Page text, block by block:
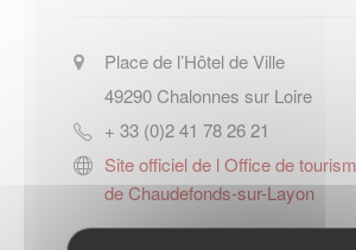
Place de l’Hôtel de Ville
49290Chalonnes sur Loire
+ 33 (0)2 41 78 26 21
Site officiel de l Office de
de Chaudefonds-sur-Layon